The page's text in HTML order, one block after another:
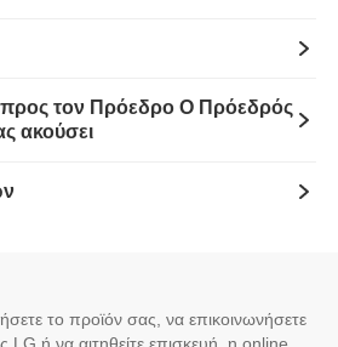
προς τον Πρόεδρο Ο Πρόεδρός
ακούσει
το προϊόν σας, να επικοινωνήσετε
ή να αιτηθείτε επισκευή, η online